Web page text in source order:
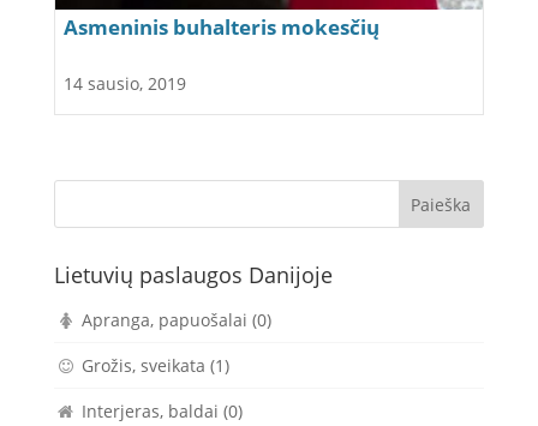
Asmeninis buhalteris mokesčių
14 sausio, 2019
Lietuvių paslaugos Danijoje
Apranga, papuošalai (0)
Grožis, sveikata (1)
Interjeras, baldai (0)